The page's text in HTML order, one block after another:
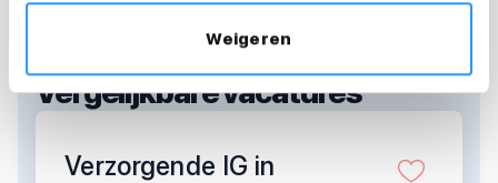
Weigeren
Vergelijkbare vacatures
Verzorgende IG in